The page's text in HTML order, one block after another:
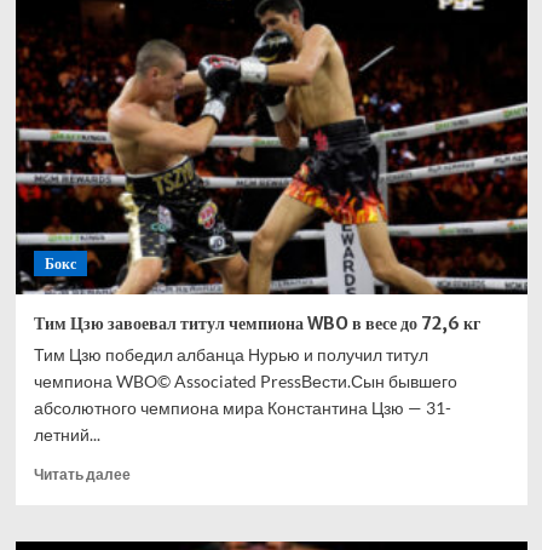
кенийский
боксер
умер
после
поединка
Бокс
Тим Цзю завоевал титул чемпиона WBO в весе до 72,6 кг
Тим Цзю победил албанца Нурью и получил титул
чемпиона WBO© Associated PressВести.Сын бывшего
абсолютного чемпиона мира Константина Цзю — 31-
летний...
Читать далееПрочитать
Тим